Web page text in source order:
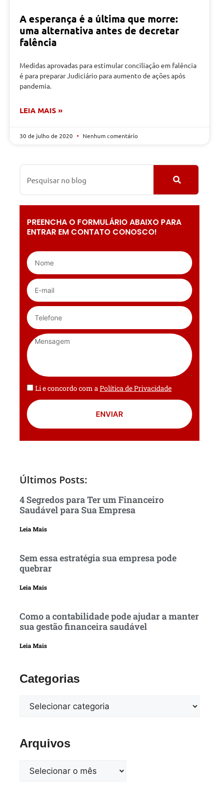
A esperança é a última que morre:
uma alternativa antes de decretar
falência
Medidas aprovadas para estimular conciliação em falência
é para preparar Judiciário para aumento de ações após
pandemia.
LEIA MAIS »
30 de julho de 2020 Nenhum comentário
PREENCHA O FORMULÁRIO ABAIXO PARA
ENTRAR EM CONTATO CONOSCO!
Li e concordo com aPolítica de Privacidade
ENVIAR
Últimos Posts:
4 Segredos para Ter um Financeiro
Saudável para Sua Empresa
Leia Mais
Sem essa estratégia sua empresa pode
quebrar
Leia Mais
Como a contabilidade pode ajudar a manter
sua gestão financeira saudável
Leia Mais
Categorias
Arquivos